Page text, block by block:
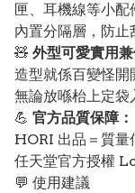
匣、耳機線等小配
內置分隔層，防止
🧸 外型可愛實用兼
造型就係百變怪開
無論放喺枱上定袋
💪 官方品質保障：
HORI 出品＝質量
任天堂官方授權
💬 使用建議